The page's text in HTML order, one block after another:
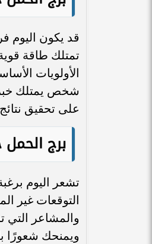
قد يكون اليوم
تمتلك طاقة
الأولويات
شخص يمتلك
على تحقيق
برج
تشعر اليوم
التوقعات غير
والمشاعر
ويمنحك شعورًا